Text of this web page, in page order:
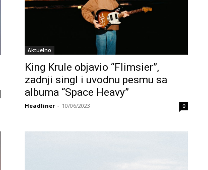
Aktuelno
King Krule objavio “Flimsier”,
zadnji singl i uvodnu pesmu sa
albuma “Space Heavy”
Headliner - 10/06/2023 0